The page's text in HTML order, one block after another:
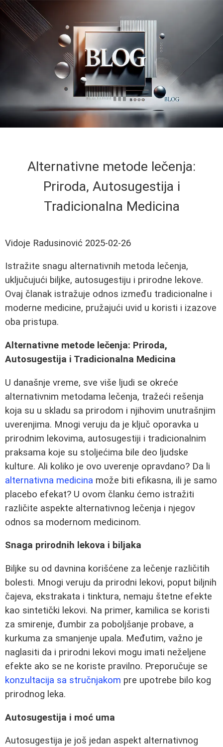
Alternativne metode lečenja:
Priroda, Autosugestija i
Tradicionalna Medicina
Vidoje Radusinović 2025-02-26
Istražite snagu alternativnih metoda lečenja,
uključujući biljke, autosugestiju i prirodne lekove.
Ovaj članak istražuje odnos između tradicionalne i
moderne medicine, pružajući uvid u koristi i izazove
oba pristupa.
Alternativne metode lečenja: Priroda,
Autosugestija i Tradicionalna Medicina
U današnje vreme, sve više ljudi se okreće
alternativnim metodama lečenja, tražeći rešenja
koja su u skladu sa prirodom i njihovim unutrašnjim
uverenjima. Mnogi veruju da je ključ oporavka u
prirodnim lekovima, autosugestiji i tradicionalnim
praksama koje su stoljećima bile deo ljudske
kulture. Ali koliko je ovo uverenje opravdano? Da li
alternativna medicina može biti efikasna, ili je samo
placebo efekat? U ovom članku ćemo istražiti
različite aspekte alternativnog lečenja i njegov
odnos sa modernom medicinom.
Snaga prirodnih lekova i biljaka
Biljke su od davnina korišćene za lečenje različitih
bolesti. Mnogi veruju da prirodni lekovi, poput biljnih
čajeva, ekstrakata i tinktura, nemaju štetne efekte
kao sintetički lekovi. Na primer, kamilica se koristi
za smirenje, đumbir za poboljšanje probave, a
kurkuma za smanjenje upala. Međutim, važno je
naglasiti da i prirodni lekovi mogu imati neželjene
efekte ako se ne koriste pravilno. Preporučuje se
konzultacija sa stručnjakom pre upotrebe bilo kog
prirodnog leka.
Autosugestija i moć uma
Autosugestija je još jedan aspekt alternativnog